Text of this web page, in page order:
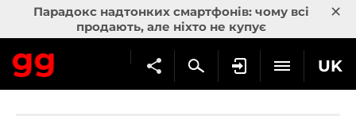
Парадокс надтонких смартфонів: чому всі
продають, але ніхто не купує
×
UK